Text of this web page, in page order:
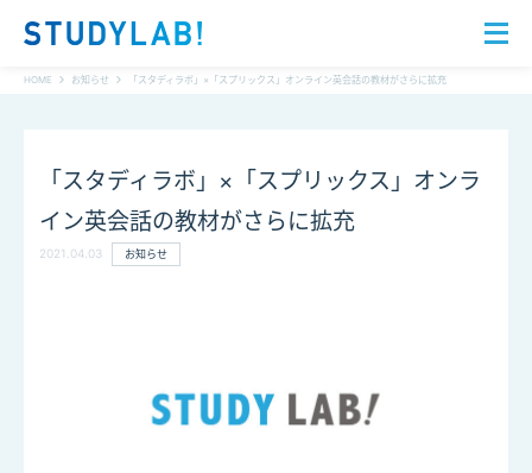
HOME お知らせ 「スタディラボ」×「スプリックス」オンライン英会話の教材がさらに拡充
「スタディラボ」×「スプリックス」オンラ
イン英会話の教材がさらに拡充
2021.04.03 お知らせ